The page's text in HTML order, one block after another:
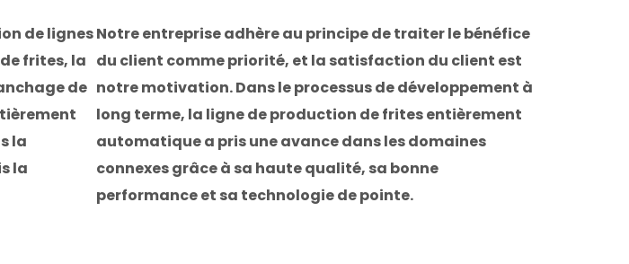
de lignes
frites, la
de
la
la
Notre entreprise adhère au principe de traiter le bénéfice
du client comme priorité, et la satisfaction du client est
notre motivation. Dans le processus de développement à
long terme, la ligne de production de frites entièrement
automatique a pris une avance dans les domaines
connexes grâce à sa haute qualité, sa bonne
performance et sa technologie de pointe.